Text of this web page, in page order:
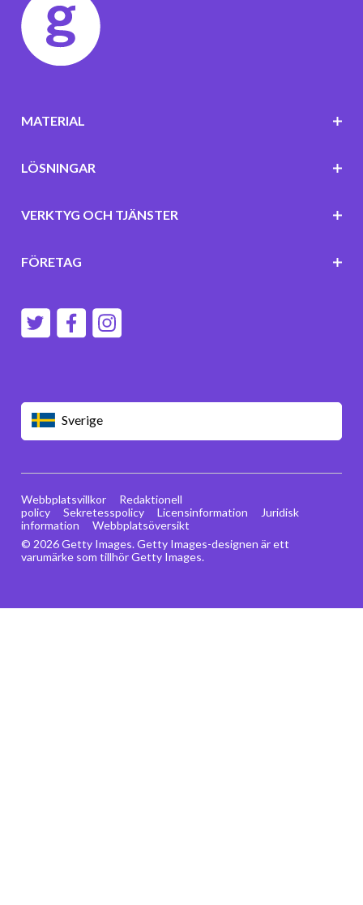
Sverige
MATERIAL
LÖSNINGAR
VERKTYG OCH TJÄNSTER
FÖRETAG
© 2026 Getty Images. Getty Images-designen är ett
varumärke som tillhör Getty Images.
Webbplatsvillkor
Redaktionell
policy
Sekretesspolicy Licensinformation
Juridisk
information
Webbplatsöversikt